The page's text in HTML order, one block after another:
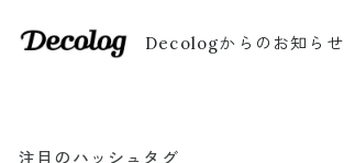
Decologからのお知らせ
注目のハッシュタグ